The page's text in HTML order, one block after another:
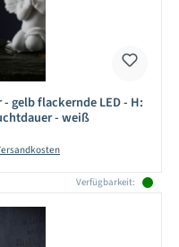
gelb flackernde LED - H:
- weiß
Preis:
Verfügbarkeit: